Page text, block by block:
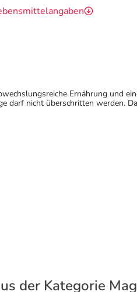
Ernährung und
darf nicht überschritten werden.
der Kategorie